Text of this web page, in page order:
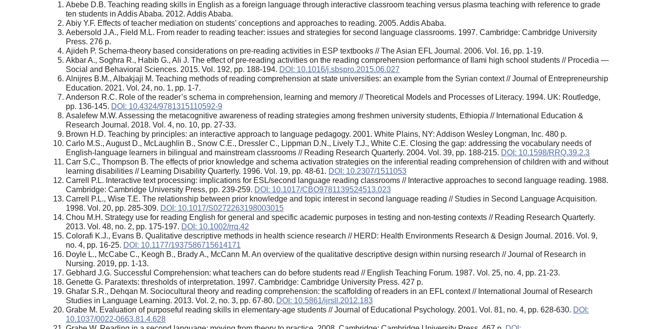
Abebe D.B. Teaching reading skills in English as a foreign language through interactive classroom teaching versus plasma teaching with reference to grade
ten students in Addis Ababa. 2012. Addis Ababa.
Abiy Y.F. Effects of teacher mediation on students’ conceptions and approaches to reading. 2005. Addis Ababa.
Aebersold J.A., Field M.L. From reader to reading teacher: issues and strategies for second language classrooms. 1997. Cambridge: Cambridge University
Press. 276 p.
Ajideh P. Schema-theory based considerations on pre-reading activities in ESP textbooks // The Asian EFL Journal. 2006. Vol. 16, pp. 1-19.
Akbar A., Soghra R., Habib G., Ali J. The effect of pre-reading activities on the reading comprehension performance of Ilami high school students // Procedia —
Social and Behavioral Sciences. 2015. Vol. 192, pp. 188-194. DOI: 10.1016/j.sbspro.2015.06.027
Alnijres B.M., Albakjaji M. Teaching methods of reading comprehension at state universities: an example from the Syrian context // Journal of Entrepreneurship
Education. 2021. Vol. 24, no. 1, pp. 1-7.
Anderson R.C. Role of the reader’s schema in comprehension, learning and memory // Theoretical Models and Processes of Literacy. 1994. UK: Routledge,
pp. 136-145. DOI: 10.4324/9781315110592-9
Asalefew M.W. Assessing the metacognitive awareness of reading strategies among freshmen university students, Ethiopia // International Education &
Research Journal. 2018. Vol. 4, no. 10, pp. 27-33.
Brown H.D. Teaching by principles: an interactive approach to language pedagogy. 2001. White Plains, NY: Addison Wesley Longman, Inc. 480 p.
Carlo M.S., August D., McLaughlin B., Snow C.E., Dressler C., Lippman D.N., Lively T.J., White C.E. Closing the gap: addressing the vocabulary needs of
English-language learners in bilingual and mainstream classrooms // Reading Research Quarterly. 2004. Vol. 39, pp. 188-215. DOI: 10.1598/RRQ.39.2.3
Carr S.C., Thompson B. The effects of prior knowledge and schema activation strategies on the inferential reading comprehension of children with and without
learning disabilities // Learning Disability Quarterly. 1996. Vol. 19, pp. 48-61. DOI: 10.2307/1511053
Carrell P.L. Interactive text processing: implications for ESL/second language reading classrooms // Interactive approaches to second language reading. 1988.
Cambridge: Cambridge University Press, pp. 239-259. DOI: 10.1017/CBO9781139524513.023
Carrell P.L., Wise T.E. The relationship between prior knowledge and topic interest in second language reading // Studies in Second Language Acquisition.
1998. Vol. 20, pp. 285-309. DOI: 10.1017/S0272263198003015
Chou M.H. Strategy use for reading English for general and specific academic purposes in testing and non-testing contexts // Reading Research Quarterly.
2013. Vol. 48, no. 2, pp. 175-197. DOI: 10.1002/rrq.42
Colorafi K.J., Evans B. Qualitative descriptive methods in health science research // HERD: Health Environments Research & Design Journal. 2016. Vol. 9,
no. 4, pp. 16-25. DOI: 10.1177/1937586715614171
Doyle L., McCabe C., Keogh B., Brady A., McCann M. An overview of the qualitative descriptive design within nursing research // Journal of Research in
Nursing. 2019, pp. 1-13.
Gebhard J.G. Successful Comprehension: what teachers can do before students read // English Teaching Forum. 1987. Vol. 25, no. 4, pp. 21-23.
Genette G. Paratexts: thresholds of interpretation. 1997. Cambridge: Cambridge University Press. 427 p.
Ghafar S.R., Dehqan M. Sociocultural theory and reading comprehension: the scaffolding of readers in an EFL context // International Journal of Research
Studies in Language Learning. 2013. Vol. 2, no. 3, pp. 67-80. DOI: 10.5861/ijrsll.2012.183
Grabe M. Evaluation of purposeful reading skills in elementary-age students // Journal of Educational Psychology. 2001. Vol. 81, no. 4, pp. 628-630. DOI:
10.1037/0022-0663.81.4.628